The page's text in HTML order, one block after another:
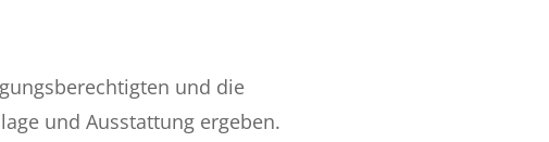
und die
und Ausstattung ergeben.